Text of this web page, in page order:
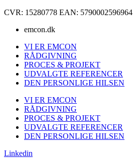
CVR: 15280778 EAN: 5790002596964
emcon.dk
VI ER EMCON
RÅDGIVNING
PROCES & PROJEKT
UDVALGTE REFERENCER
DEN PERSONLIGE HILSEN
VI ER EMCON
RÅDGIVNING
PROCES & PROJEKT
UDVALGTE REFERENCER
DEN PERSONLIGE HILSEN
Linkedin